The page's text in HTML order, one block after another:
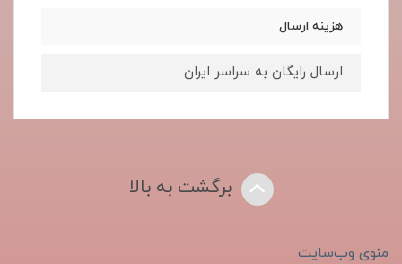
هزینه ارسال
ارسال رایگان به سراسر ایران
برگشت به بالا
منوی وب‌سایت